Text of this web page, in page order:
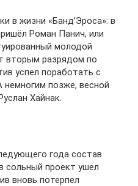
в жизни «Банд’Эроса»: в
Роман Панич, или
молодой
вторым разрядом по
успел поработать с
позже, весной
Хайнак.
года состав
сольный проект ушел
вновь потерпел